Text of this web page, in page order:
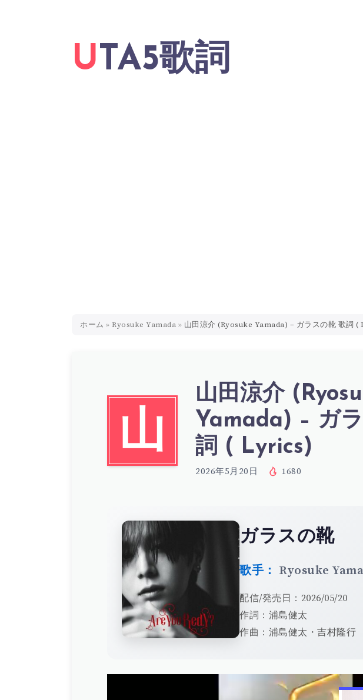
UTA5歌詞
ホーム » Ryosuke Yamada » 山田涼介 (Ryosuke Yamada) – ガラスの靴 歌詞 (
山
山田涼介
Yamada) – ガ
詞 ( Lyrics)
2026年5月20日 1680
ガラスの靴
歌手： Ryosuke
配信/発売日：2026/05/20
作詞：浦島健太
作曲：浦島健太・吉村隆行